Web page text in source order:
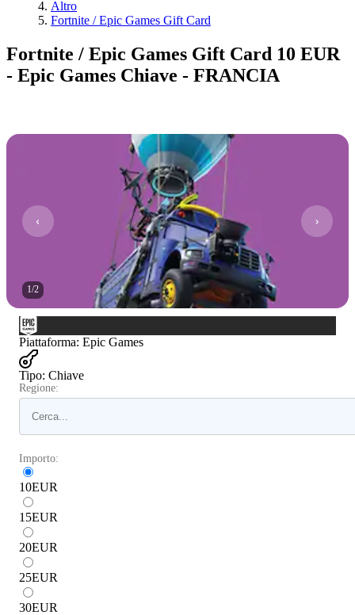
Altro
Fortnite / Epic Games Gift Card
Fortnite / Epic Games Gift Card 10 EUR
- Epic Games Chiave - FRANCIA
1/2
Piattaforma: Epic Games
Tipo: Chiave
Regione:
Importo:
10EUR
15EUR
20EUR
25EUR
30EUR